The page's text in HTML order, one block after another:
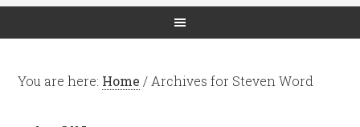
You are here: Home / Archives for Steven Word